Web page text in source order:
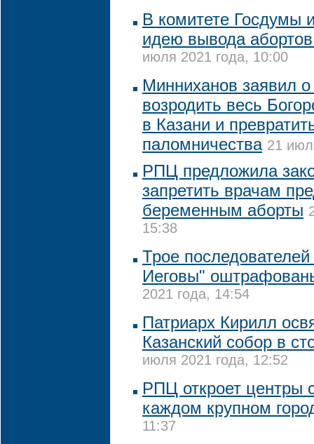
В комитете Госдумы
идею вывода
июля 2021 года, 10:00
Минниханов заявил
возродить весь
в Казани и
паломничества 21
РПЦ предложила
запретить врачам
беременным аборты
15:38
Трое
Иеговы"
2021 года, 14:54
Патриарх Кирилл
Казанский собор в
июля 2021 года, 12:52
РПЦ откроет центры
каждом крупном
11:37